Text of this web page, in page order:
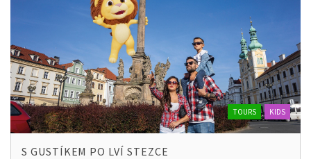
TOURS KIDS
S GUSTÍKEM PO LVÍ STEZCE